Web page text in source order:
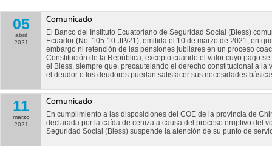
05
abril
2021
Comunicado
El Banco del Instituto Ecuatoriano de Seguridad Social (Biess)
Ecuador (No. 105-10-JP/21), emitida el 10 de marzo de 2021, en
embargo ni retención de las pensiones jubilares en un proceso
Constitución de la República, excepto cuando el valor cuyo pago
el Biess, siempre que, precautelando el derecho constitucional a
el deudor o los deudores puedan satisfacer sus necesidades
11
marzo
2021
Comunicado
En cumplimiento a las disposiciones del COE de la provincia de
declarada por la caída de ceniza a causa del proceso eruptivo del
Seguridad Social (Biess) suspende la atención de su punto de